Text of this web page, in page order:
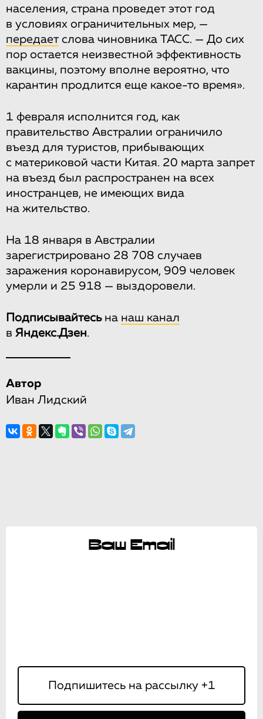
населения, страна проведет этот год
в условиях ограничительных мер, —
передает слова чиновника ТАСС. — До сих
пор остается неизвестной эффективность
вакцины, поэтому вполне вероятно, что
карантин продлится еще какое-то время».
1 февраля исполнится год, как
правительство Австралии ограничило
въезд для туристов, прибывающих
с материковой части Китая. 20 марта запрет
на въезд был распространен на всех
иностранцев, не имеющих вида
на жительство.
На 18 января в Австралии
зарегистрировано 28 708 случаев
заражения коронавирусом, 909 человек
умерли и 25 918 — выздоровели.
Подписывайтесьна наш канал
в Яндекс.Дзен.
Автор
Иван Лидский
Ваш Email